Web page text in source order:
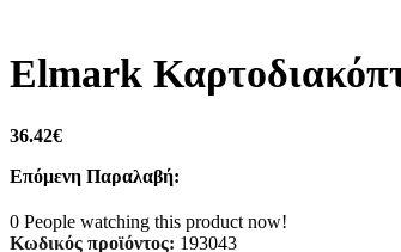
Elmark
36.42€
Επόμενη Παραλαβή:
0 People watching this product now!
Κωδικός προϊόντος: 193043